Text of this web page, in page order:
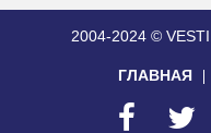
2004-2024 ©
ГЛАВНАЯ